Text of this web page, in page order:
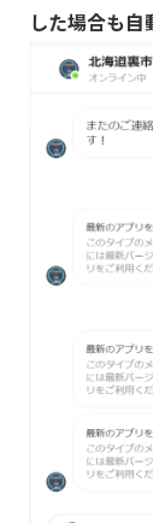
した場合も自